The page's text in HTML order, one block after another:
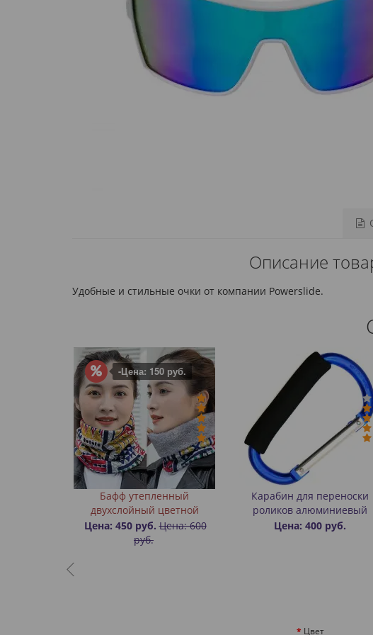
Описание
Удобные и стильные очки от компании Powerslide.
-Цена: 150 руб.
Бафф утепленный
двухслойный цветной
Цена: 450 руб. Цена: 600
руб.
Карабин для переноски
роликов алюминиевый
Цена: 400 руб.
Цвет